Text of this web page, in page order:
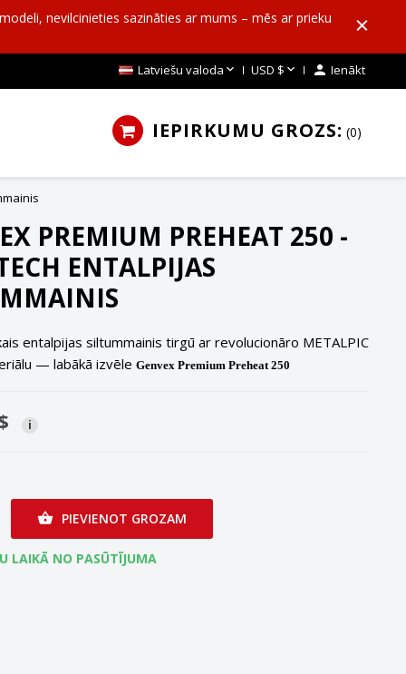
nevilcinieties sazināties ar mums – mēs ar prieku
Latviešu valoda USD $  Ienākt
IEPIRKUMU GROZS: 0
PREMIUM PREHEAT 250 -
ENTALPIJAS
entalpijas siltummainis tirgū ar revolucionāro METALPIC
— labākā izvēleGenvex Premium Preheat 250
i
 PIEVIENOT GROZAM
LAIKĀ NO PASŪTĪJUMA